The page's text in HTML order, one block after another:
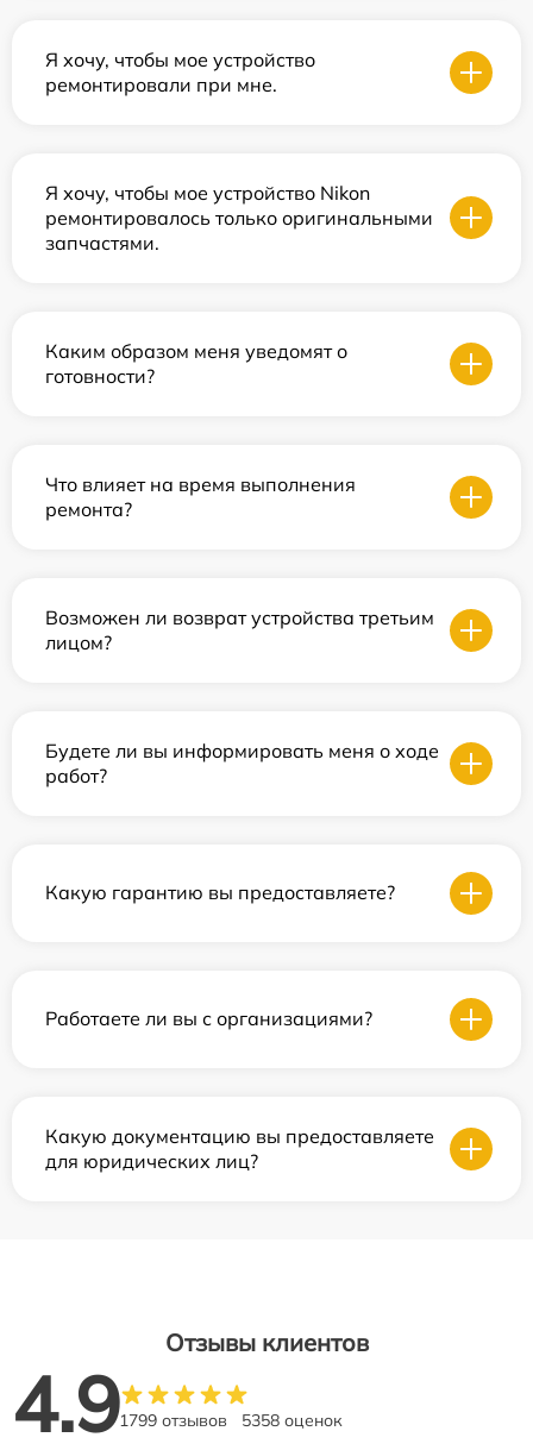
Я хочу, чтобы мое устройство
ремонтировали при мне.
Я хочу, чтобы мое устройство Nikon
ремонтировалось только оригинальными
запчастями.
Каким образом меня уведомят о
готовности?
Что влияет на время выполнения
ремонта?
Возможен ли возврат устройства третьим
лицом?
Будете ли вы информировать меня о ходе
работ?
Какую гарантию вы предоставляете?
Работаете ли вы с организациями?
Какую документацию вы предоставляете
для юридических лиц?
Отзывы клиентов
4.91799 отзывов 5358 оценок